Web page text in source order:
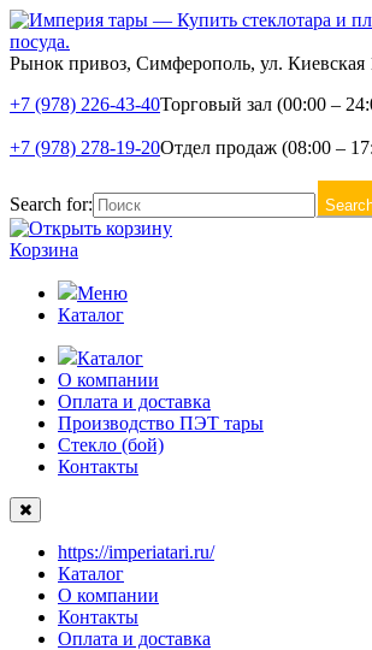
Рынок привоз, Симферополь, ул. Киевская
+7 (978) 226-43-40Торговый зал (00:00 –
+7 (978) 278-19-20Отдел продаж (08:00 –
Search for:
Корзина
Меню
Каталог
Каталог
О компании
Оплата и доставка
Производство ПЭТ тары
Стекло (бой)
Контакты
https://imperiatari.ru/
Каталог
О компании
Контакты
Оплата и доставка